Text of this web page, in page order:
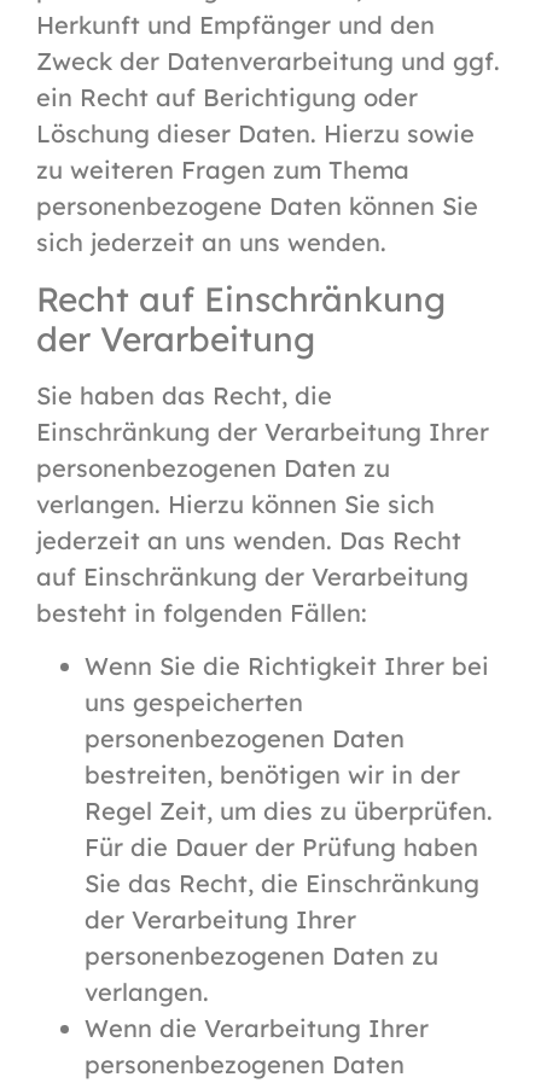
Herkunft und Empfänger und den
Zweck der Datenverarbeitung und ggf.
ein Recht auf Berichtigung oder
Löschung dieser Daten. Hierzu sowie
zu weiteren Fragen zum Thema
personenbezogene Daten können Sie
sich jederzeit an uns wenden.
Recht auf Einschränkung
der Verarbeitung
Sie haben das Recht, die
Einschränkung der Verarbeitung Ihrer
personenbezogenen Daten zu
verlangen. Hierzu können Sie sich
jederzeit an uns wenden. Das Recht
auf Einschränkung der Verarbeitung
besteht in folgenden Fällen:
Wenn Sie die Richtigkeit Ihrer bei
uns gespeicherten
personenbezogenen Daten
bestreiten, benötigen wir in der
Regel Zeit, um dies zu überprüfen.
Für die Dauer der Prüfung haben
Sie das Recht, die Einschränkung
der Verarbeitung Ihrer
personenbezogenen Daten zu
verlangen.
Wenn die Verarbeitung Ihrer
personenbezogenen Daten